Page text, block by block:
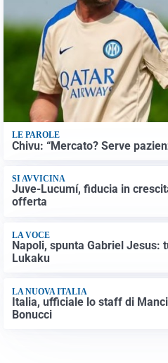
LE PAROLE
Chivu: “Mercato? Serve
SI AVVICINA
Juve-Lucumí, fiducia in
offerta
LA VOCE
Napoli, spunta Gabriel Jesus:
Lukaku
LA NUOVA ITALIA
Italia, ufficiale lo staff di
Bonucci